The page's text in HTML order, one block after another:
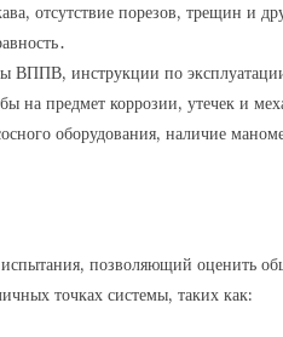
отсутствие порезов, трещин и
ВППВ, инструкции по
на предмет коррозии, утечек и
оборудования, наличие
позволяющий оценить
точках системы, таких как: